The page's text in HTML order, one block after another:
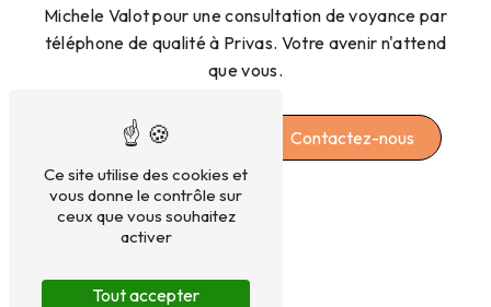
Michele Valot pour une consultation de voyance par
téléphone de qualité à Privas. Votre avenir n'attend
que vous.
En savoir plus Contactez-nous
Ce site utilise des cookies et
vous donne le contrôle sur
ceux que vous souhaitez
activer
Tout accepter